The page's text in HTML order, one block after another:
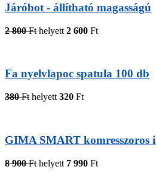
Járóbot - állítható magasságú
2 800 Ft helyett 2 600 Ft
Fa nyelvlapoc spatula 100 db
380 Ft helyett 320 Ft
GIMA SMART komresszoros
8 900 Ft helyett 7 990 Ft